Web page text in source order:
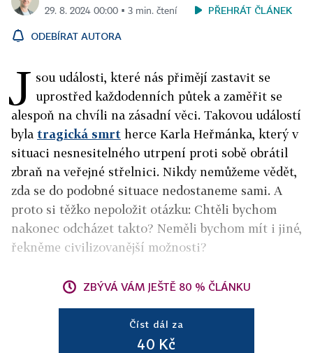
29. 8. 2024 00:00 ▪ 3 min. čtení
PŘEHRÁT ČLÁNEK
ODEBÍRAT AUTORA
J sou události, které nás přimějí zastavit se
uprostřed každodenních půtek a zaměřit se
alespoň na chvíli na zásadní věci. Takovou událostí
byla tragická smrt herce Karla Heřmánka, který v
situaci nesnesitelného utrpení proti sobě obrátil
zbraň na veřejné střelnici. Nikdy nemůžeme vědět,
zda se do podobné situace nedostaneme sami. A
proto si těžko nepoložit otázku: Chtěli bychom
nakonec odcházet takto? Neměli bychom mít i jiné,
řekněme civilizovanější možnosti?
ZBÝVÁ VÁM JEŠTĚ 80 % ČLÁNKU
Číst dál za
40 Kč